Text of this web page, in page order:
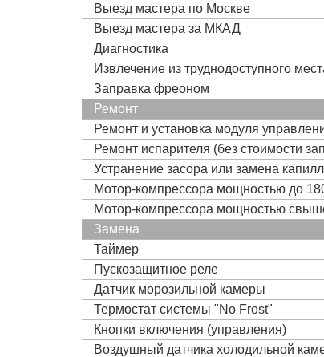
Выезд мастера по Москве
Выезд мастера за МКАД
Диагностика
Извлечение из труднодоступного
Заправка фреоном
Ремонт
Ремонт и установка модуля
Ремонт испарителя (без стоимости
Устранение засора или замена
Мотор-компрессора мощностью до
Мотор-компрессора мощностью
Замена
Таймер
Пускозащитное реле
Датчик морозильной камеры
Термостат системы "No Frost"
Кнопки включения (управления)
Воздушный датчика холодильной